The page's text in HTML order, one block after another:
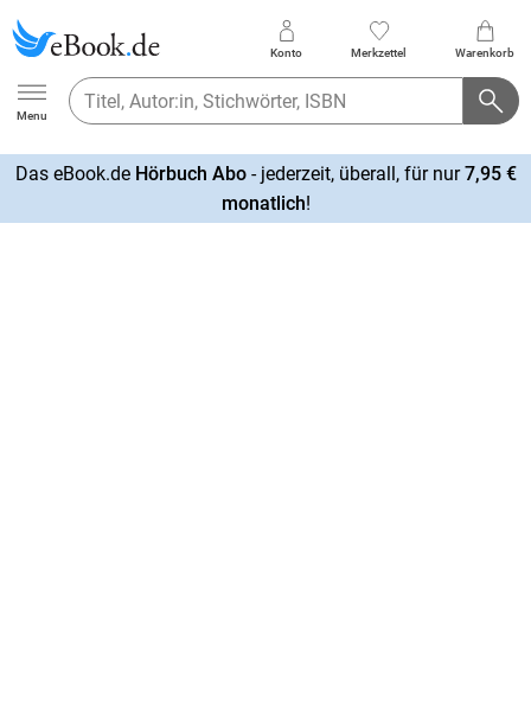
Ebook.de
Menu
Konto Merkzettel Warenkorb
Das eBook.de Hörbuch Abo- jederzeit, überall, für nur7,95 €
monatlich!